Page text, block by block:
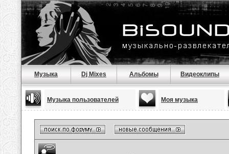
Музыка Dj Mixes Альбомы Видеоклипы
Музыка пользователей Моя музыка